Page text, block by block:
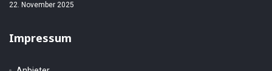
22. November 2025
Impressum